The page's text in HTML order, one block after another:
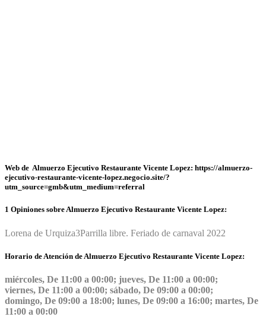
Web de Almuerzo Ejecutivo Restaurante Vicente Lopez: https://almuerzo-
ejecutivo-restaurante-vicente-lopez.negocio.site/?
utm_source=gmb&utm_medium=referral
1 Opiniones sobre Almuerzo Ejecutivo Restaurante Vicente Lopez:
Lorena de Urquiza3Parrilla libre. Feriado de carnaval 2022
Horario de Atención de Almuerzo Ejecutivo Restaurante Vicente Lopez:
miércoles, De 11:00 a 00:00; jueves, De 11:00 a 00:00;
viernes, De 11:00 a 00:00; sábado, De 09:00 a 00:00;
domingo, De 09:00 a 18:00; lunes, De 09:00 a 16:00; martes, De
11:00 a 00:00